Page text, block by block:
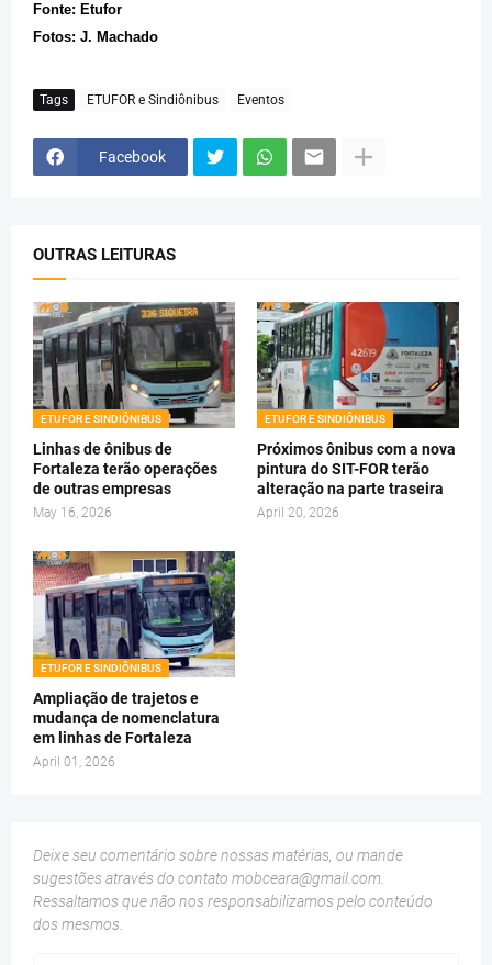
Fonte: Etufor
Fotos: J. Machado
Tags ETUFOR e Sindiônibus Eventos
Facebook
OUTRAS LEITURAS
ETUFOR E SINDIÔNIBUS
Linhas de ônibus de
Fortaleza terão operações
de outras empresas
May 16, 2026
ETUFOR E SINDIÔNIBUS
Próximos ônibus com a nova
pintura do SIT-FOR terão
alteração na parte traseira
April 20, 2026
ETUFOR E SINDIÔNIBUS
Ampliação de trajetos e
mudança de nomenclatura
em linhas de Fortaleza
April 01, 2026
Deixe seu comentário sobre nossas matérias, ou mande
sugestões através do contato mobceara@gmail.com.
Ressaltamos que não nos responsabilizamos pelo conteúdo
dos mesmos.